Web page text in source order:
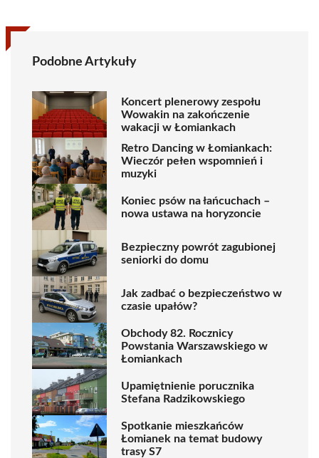
Podobne Artykuły
Koncert plenerowy zespołu
Wowakin na zakończenie
wakacji w Łomiankach
Retro Dancing w Łomiankach:
Wieczór pełen wspomnień i
muzyki
Koniec psów na łańcuchach –
nowa ustawa na horyzoncie
Bezpieczny powrót zagubionej
seniorki do domu
Jak zadbać o bezpieczeństwo w
czasie upałów?
Obchody 82. Rocznicy
Powstania Warszawskiego w
Łomiankach
Upamiętnienie porucznika
Stefana Radzikowskiego
Spotkanie mieszkańców
Łomianek na temat budowy
trasy S7